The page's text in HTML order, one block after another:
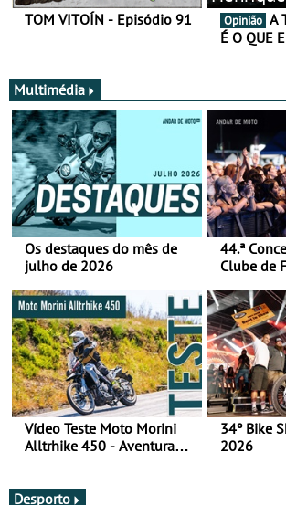
TOM VITOÍN - Episódio 91 Opinião
É O QUE
Multimédia
Os destaques do mês de
julho de 2026
44.ª
Clube de
Vídeo Teste Moto Morini
Alltrhike 450 - Aventura
34º Bike
2026
Desporto